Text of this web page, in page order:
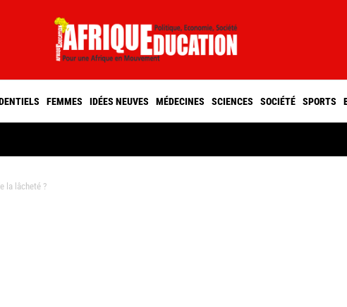
FEMMES IDÉES NEUVES MÉDECINES SCIENCES SOCIÉTÉ SPORTS
la lâcheté ?